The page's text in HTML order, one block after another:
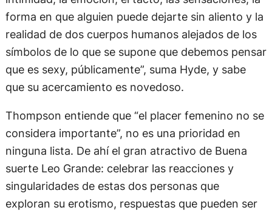
forma en que alguien puede dejarte sin aliento y la
realidad de dos cuerpos humanos alejados de los
símbolos de lo que se supone que debemos pensar
que es sexy, públicamente”, suma Hyde, y sabe
que su acercamiento es novedoso.
Thompson entiende que “el placer femenino no se
considera importante”, no es una prioridad en
ninguna lista. De ahí el gran atractivo de Buena
suerte Leo Grande: celebrar las reacciones y
singularidades de estas dos personas que
exploran su erotismo, respuestas que pueden ser